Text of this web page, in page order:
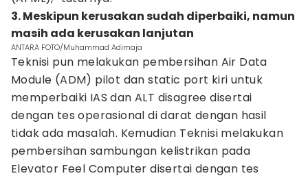
3. Meskipun kerusakan sudah diperbaiki, namun
masih ada kerusakan lanjutan
ANTARA FOTO/Muhammad Adimaja
Teknisi pun melakukan pembersihan Air Data
Module (ADM) pilot dan static port kiri untuk
memperbaiki IAS dan ALT disagree disertai
dengan tes operasional di darat dengan hasil
tidak ada masalah. Kemudian Teknisi melakukan
pembersihan sambungan kelistrikan pada
Elevator Feel Computer disertai dengan tes